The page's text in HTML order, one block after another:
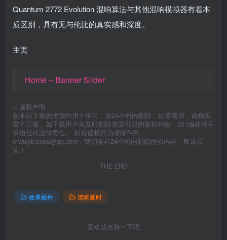
Quantum 2772 Evolution 混响算法与其他混响模拟器有着本
质区别，具有无与伦比的真实感和深度。
主页
Home – Banner Slider
© 版权声明
在本站下载的资源均用于学习，请24小时内删除，如需商用，请购买
官方正版。如下载用户未及时删除资源引起的版权纠纷，251编曲网不
承担任何法律责任。 如有侵权行为请邮件到：
erwuyibianqu@qq.com，我们会在24小时内删除侵权内容，敬请原
谅！
THE END
效果插件 混响延时
喜欢就支持一下吧